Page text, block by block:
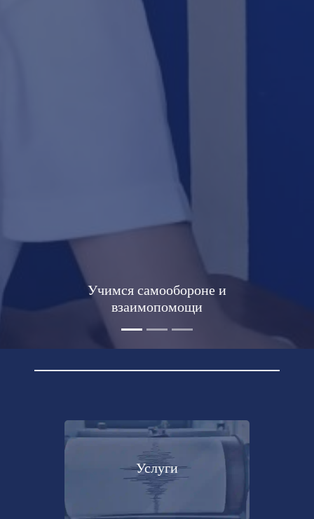
Учимся самообороне и
взаимопомощи
Услуги